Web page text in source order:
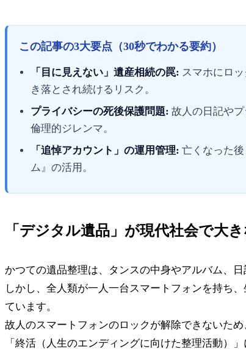
この記事の3大要点（30秒でわかる要約）
「目に見えない」遺産相続の罠: スマホにロ
き落とされ続けるリスク。
プライバシーの死後保護問題: 故人の日記や
倫理的ジレンマ。
「追悼アカウント」の運用管理: 亡くなった
ム』の活用。
「デジタル遺品」が現代社会で大
かつての遺品整理は、タンスの中身やアルバム、
しかし、全人類が一人一台スマートフォンを持ち
ています。
故人のスマートフォンのロックが解除できないた
「終活（人生のエンディングに向けた整理活動）